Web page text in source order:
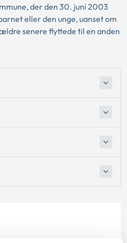
der den 30. juni 2003
eller den unge, uanset om
senere flyttede til en anden